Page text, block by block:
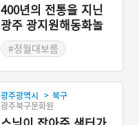
400년의 전통을 지닌
광주 광지원해동화놀
이#정월대보름
#달집태우기
#경기도 광주
#경기도민속놀이
광주광역시 > 북구
광주북구문화원